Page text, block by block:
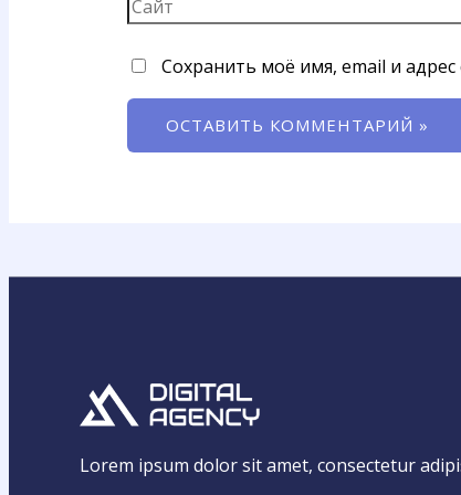
Сохранить моё имя, email и
Lorem ipsum dolor sit amet, consectetur